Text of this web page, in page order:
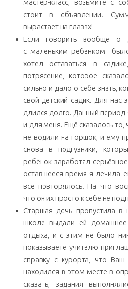
мастер-класс, возьмите с
стоит в объявлении.
вырастает на глазах!
Если говорить вообще о
с маленьким ребёнком
хотел оставаться в
потрясение, которое
сильно и дало о себе знать,
свой детский садик. Для нас
длился долго. Данный
и для меня. Ещё сказалось то,
не водили на горшок, и ему
снова в подгузники,
ребёнок заработал
оставшееся время я лечила
всё повторялось. На что
что он их просто к себе не
Старшая дочь пропустила
школе выдали ей
отдыха, и с этим не было
показываете учителю
справку с курорта, что Ваш
находился в этом месте в
сказать, задания